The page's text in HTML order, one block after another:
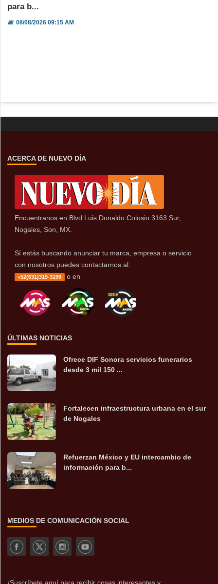
para b...
📅08/08/2026 09:15 AM
ACERCA DE NUEVO DÍA
Encuentranos en Blvd Luis Donaldo Colosio 3163 Sur,
Nogales, Son, MX.
Sí estás buscando anunciar tu marca, empresa o servicio
con nosotros puedes contactarnos al:
+52(631)319-3199 o en
ÚLTIMAS NOTICIAS
Ofrece DIF Sonora servicios funerarios
desde 3 mil 150 ...
Fortalecen infraestructura urbana en el sur
de Nogales
Refuerzan México y EU intercambio de
información para b...
MEDIOS DE COMUNICACIÓN SOCIAL